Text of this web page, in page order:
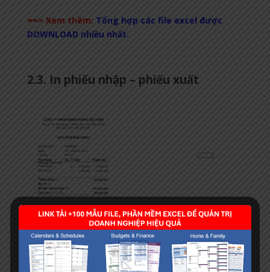
==> Xem thêm: Tổng hợp các file excel được
DOWNLOAD nhiều nhất.
2.3. In phiếu nhập – phiếu xuất